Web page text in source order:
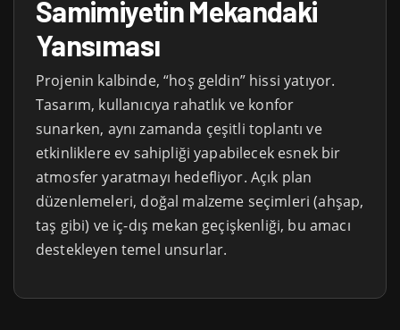
Samimiyetin Mekandaki
Yansıması
Projenin kalbinde, “hoş geldin” hissi yatıyor.
Tasarım, kullanıcıya rahatlık ve konfor
sunarken, aynı zamanda çeşitli toplantı ve
etkinliklere ev sahipliği yapabilecek esnek bir
atmosfer yaratmayı hedefliyor. Açık plan
düzenlemeleri, doğal malzeme seçimleri (ahşap,
taş gibi) ve iç-dış mekan geçişkenliği, bu amacı
destekleyen temel unsurlar.